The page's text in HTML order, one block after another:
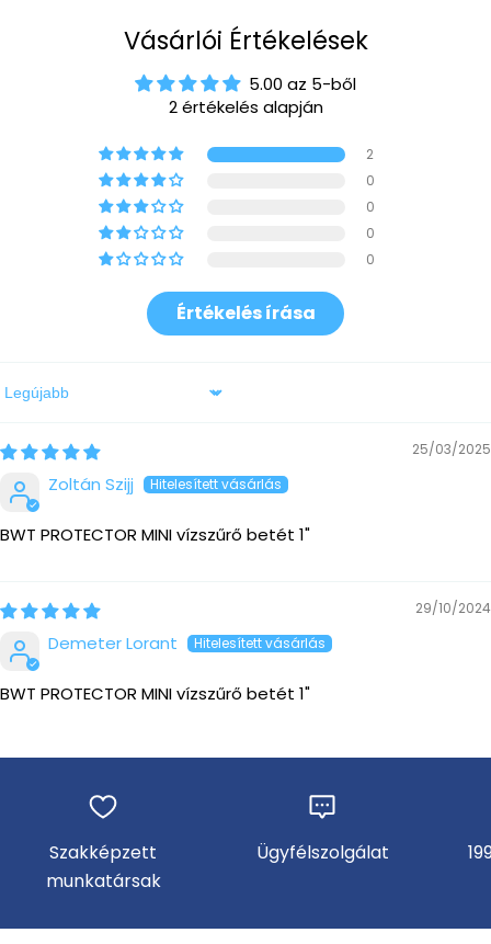
Vásárlói Értékelések
5.00 az 5-ből
2 értékelés alapján
2
0
0
0
0
Értékelés írása
Sort by
25/03/2025
Zoltán Szijj
BWT PROTECTOR MINI vízszűrő betét 1"
29/10/2024
Demeter Lorant
BWT PROTECTOR MINI vízszűrő betét 1"
Szakképzett
munkatársak
Ügyfélszolgálat